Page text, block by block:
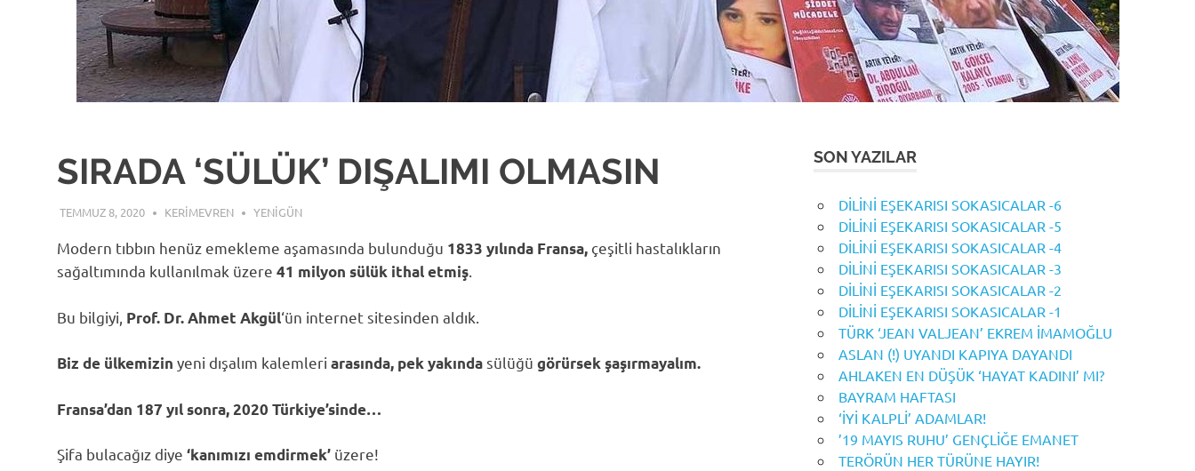
SIRADA ‘SÜLÜK’ DIŞALIMI OLMASIN
TEMMUZ 8, 2020 KERIMEVREN YENIGÜN
Modern tıbbın henüz emekleme aşamasında bulunduğu 1833 yılında Fransa, çeşitli hastalıkların
sağaltımında kullanılmak üzere 41 milyon sülük ithal etmiş.
Bu bilgiyi, Prof. Dr. Ahmet Akgül‘ün internet sitesinden aldık.
Biz de ülkemizin yeni dışalım kalemleri arasında, pek yakında sülüğü görürsek şaşırmayalım.
Fransa’dan 187 yıl sonra, 2020 Türkiye’sinde…
Şifa bulacağız diye ‘kanımızı emdirmek’ üzere!
SON YAZILAR
DİLİNİ EŞEKARISI SOKASICALAR -6
DİLİNİ EŞEKARISI SOKASICALAR -5
DİLİNİ EŞEKARISI SOKASICALAR -4
DİLİNİ EŞEKARISI SOKASICALAR -3
DİLİNİ EŞEKARISI SOKASICALAR -2
DİLİNİ EŞEKARISI SOKASICALAR -1
TÜRK ‘JEAN VALJEAN’ EKREM İMAMOĞLU
ASLAN (!) UYANDI KAPIYA DAYANDI
AHLAKEN EN DÜŞÜK ‘HAYAT KADINI’ MI?
BAYRAM HAFTASI
‘İYİ KALPLİ’ ADAMLAR!
’19 MAYIS RUHU’ GENÇLİĞE EMANET
TERÖRÜN HER TÜRÜNE HAYIR!